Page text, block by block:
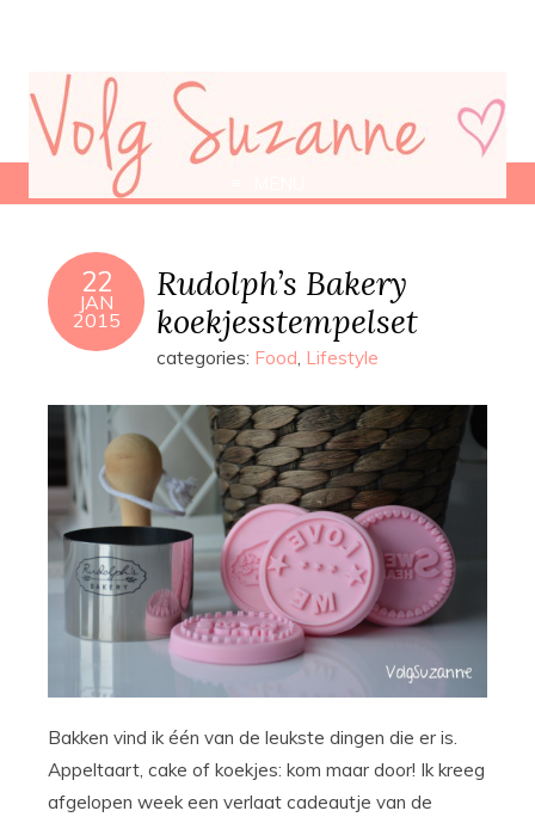
22
JAN
2015
Rudolph’s Bakery
koekjesstempelset
categories: Food, Lifestyle
Bakken vind ik één van de leukste dingen die er is.
Appeltaart, cake of koekjes: kom maar door! Ik kreeg
afgelopen week een verlaat cadeautje van de